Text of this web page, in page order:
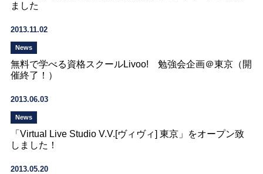
ました
2013.11.02
News
無料で学べる資格スクールLivoo! 勉強会企画＠東京（開
催終了！）
2013.06.03
News
「Virtual Live Studio V.V.[ヴィヴィ] 東京」をオープン致
しました！
2013.05.20